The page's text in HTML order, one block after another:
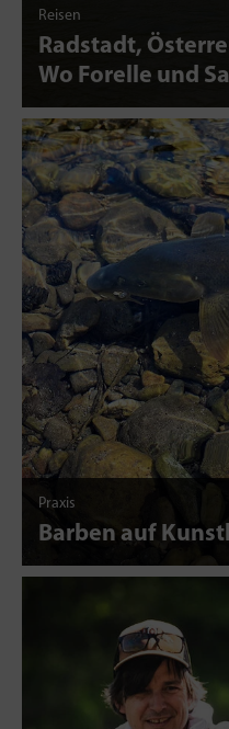
Reisen
Radstadt,
Wo Forelle und
Praxis
Barben auf